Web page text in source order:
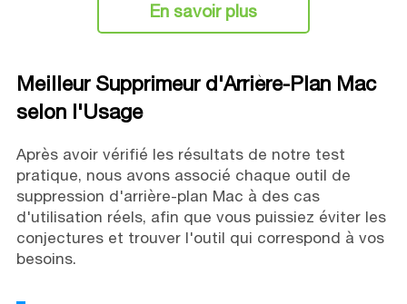
En savoir plus
Meilleur Supprimeur d'Arrière-Plan Mac
selon l'Usage
Après avoir vérifié les résultats de notre test
pratique, nous avons associé chaque outil de
suppression d'arrière-plan Mac à des cas
d'utilisation réels, afin que vous puissiez éviter les
conjectures et trouver l'outil qui correspond à vos
besoins.